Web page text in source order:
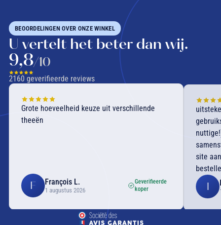
BEOORDELINGEN OVER ONZE WINKEL
U vertelt het beter dan wij.
9,8/10
2160 geverifieerde reviews
Grote hoeveelheid keuze uit verschillende
theeën
F François L.
1 augustus 2026
Geverifieerde
koper
site
I